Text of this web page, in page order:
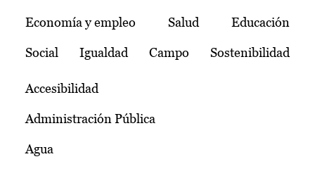
Temas
Economía y empleo Salud Educación
Social Igualdad Campo Sostenibilidad
Accesibilidad
Administración Pública
Agua